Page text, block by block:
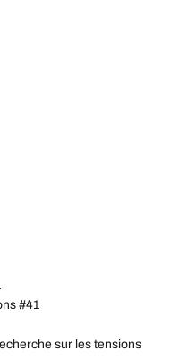
#41
sur les tensions